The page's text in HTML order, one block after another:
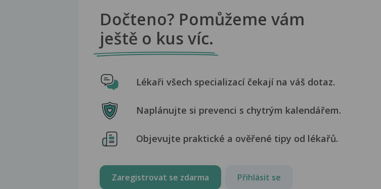
Dočteno? Pomůžeme vám
ještě o kus víc.
Lékaři všech specializací čekají na váš dotaz.
Naplánujte si prevenci s chytrým kalendářem.
Objevujte praktické a ověřené tipy od lékařů.
Zaregistrovat se zdarma Přihlásit se